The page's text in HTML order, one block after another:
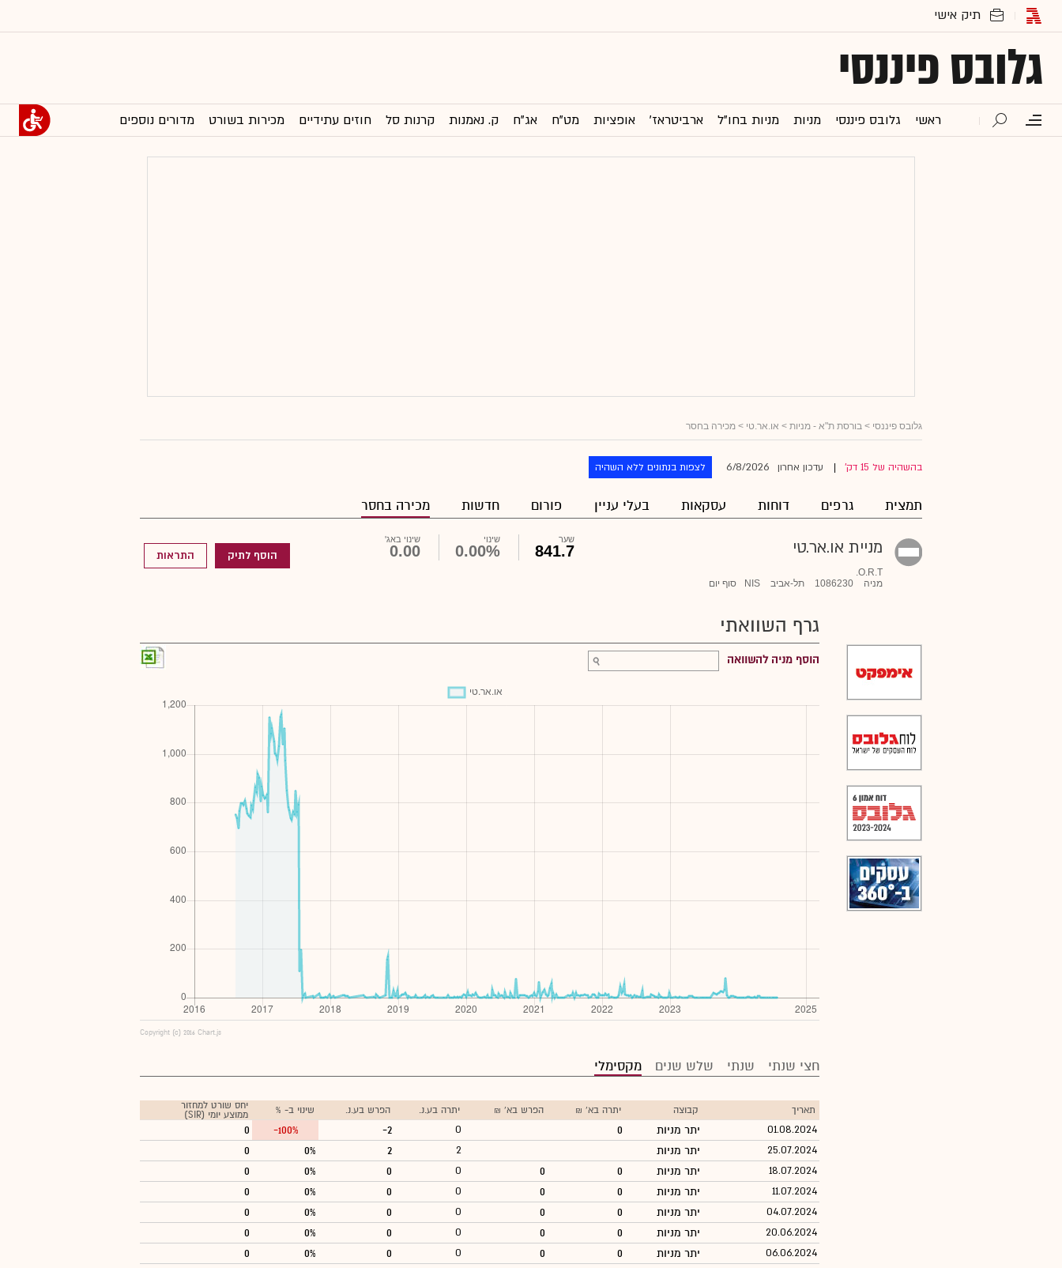
גלובס פיננסי
ראשי גלובס פיננסי מניות מניות בחו"ל ארביטראז' אופציות מט"ח אג"ח ק. נאמנות קרנות סל חוזים עתידיים מכירות בשורט מדורים נוספים
גלובס פיננסי > בורסת ת"א - מניות > או.אר.טי > מכירה בחסר
בהשהיה של 15 דק' עדכון אחרון 6/8/2026 לצפות בנתונים ללא השהיה
תמצית גרפים דוחות עסקאות בעלי עניין פורום חדשות מכירה בחסר
מניית או.אר.טי
O.R.T.
מניה
1086230 תל-אביב NIS סוף יום
שער
841.7
שינוי
0.00%
שינוי באג'
0.00 הוסף לתיק התראות
גרף השוואתי
הוסף מניה להשוואה
Copyright (c) 2016 Chart.js
חצי שנתי שנתי שלש שנים מקסימלי
תאריך קבוצה יתרה בא' ₪ הפרש בא' ₪ יתרה בע.נ. הפרש בע.נ. שינוי ב- %
יחס שורט למחזור
ממוצע יומי (SIR)
01.08.2024 יתר מניות 0
0
-2
-100%
0
25.07.2024 יתר מניות 2
2
0%
0
18.07.2024 יתר מניות 0
0
0
0
0%
0
11.07.2024 יתר מניות 0
0
0
0
0%
0
04.07.2024 יתר מניות 0
0
0
0
0%
0
20.06.2024 יתר מניות 0
0
0
0
0%
0
06.06.2024 יתר מניות 0
0
0
0
0%
0